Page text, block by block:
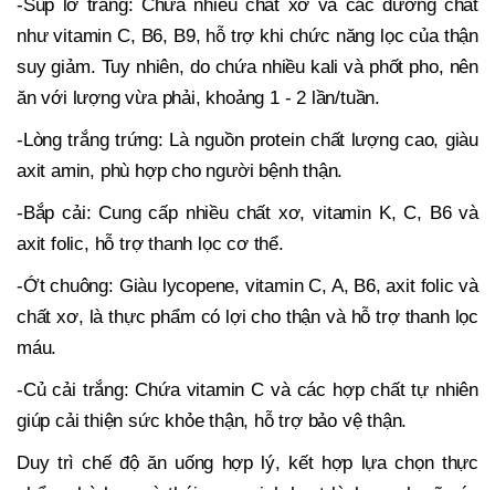
-Súp lơ trắng: Chứa nhiều chất xơ và các dưỡng chất
như vitamin C, B6, B9, hỗ trợ khi chức năng lọc của thận
suy giảm. Tuy nhiên, do chứa nhiều kali và phốt pho, nên
ăn với lượng vừa phải, khoảng 1 - 2 lần/tuần.
-Lòng trắng trứng: Là nguồn protein chất lượng cao, giàu
axit amin, phù hợp cho người bệnh thận.
-Bắp cải: Cung cấp nhiều chất xơ, vitamin K, C, B6 và
axit folic, hỗ trợ thanh lọc cơ thể.
-Ớt chuông: Giàu lycopene, vitamin C, A, B6, axit folic và
chất xơ, là thực phẩm có lợi cho thận và hỗ trợ thanh lọc
máu.
-Củ cải trắng: Chứa vitamin C và các hợp chất tự nhiên
giúp cải thiện sức khỏe thận, hỗ trợ bảo vệ thận.
Duy trì chế độ ăn uống hợp lý, kết hợp lựa chọn thực